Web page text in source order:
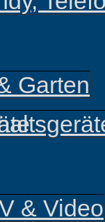
Garten
& Video